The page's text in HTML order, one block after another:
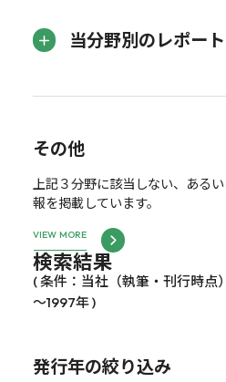
当分野別のレポート
その他
上記３分野に該当しない、ある
報を掲載しています。
VIEW MORE
検索結果
( 条件：当社（執筆・刊行時点
～1997年 )
発行年の絞り込み